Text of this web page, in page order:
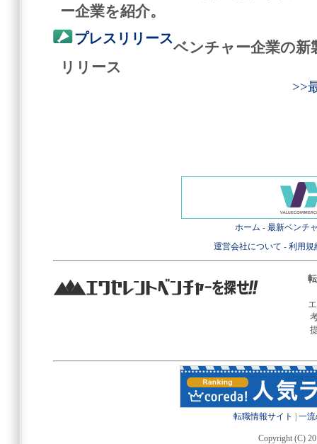
ー企業を紹介。
プレスリリース
ベンチャー企業の新
リリース
>>
ホーム - 最新ベンチ
運営会社について - 利用規
転職情報サイト 一
Copyright (C)